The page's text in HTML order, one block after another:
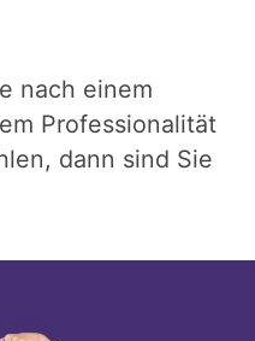
nach einem
Professionalität
dann sind Sie